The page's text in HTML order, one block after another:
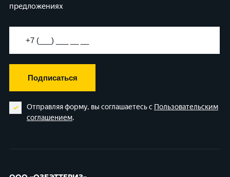
предложениях
Подписаться
Отправляя форму, вы соглашаетесь с Пользовательским
соглашением.